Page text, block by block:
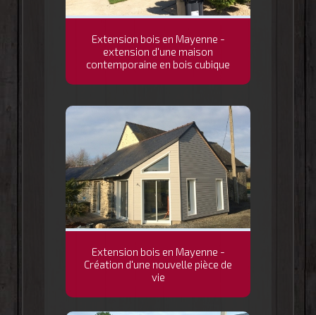
Extension bois en Mayenne -
extension d'une maison
contemporaine en bois cubique
Extension bois en Mayenne -
Création d'une nouvelle pièce de
vie